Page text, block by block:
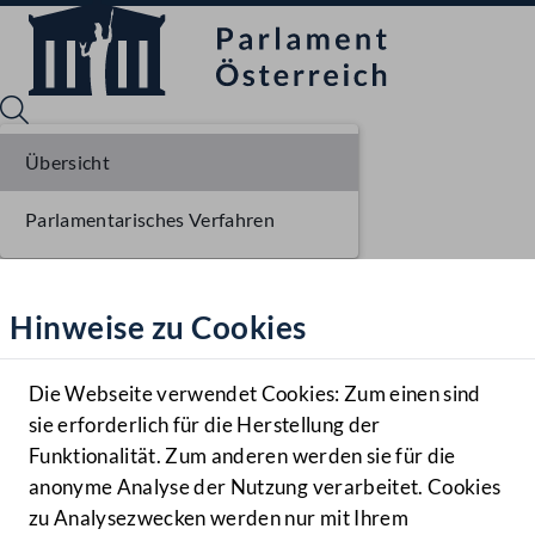
Hilfe
Benutzer
Navigationsmenü öffnen
MENÜ
Hinweise zu Cookies
Die Webseite verwendet Cookies: Zum einen sind
sie erforderlich für die Herstellung der
Funktionalität. Zum anderen werden sie für die
anonyme Analyse der Nutzung verarbeitet. Cookies
zu Analysezwecken werden nur mit Ihrem
Übersicht
Parlamentarisches Verfahren